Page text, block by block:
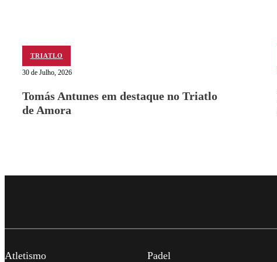
TRIATLO
30 de Julho, 2026
Tomás Antunes em destaque no Triatlo
de Amora
Atletismo Padel